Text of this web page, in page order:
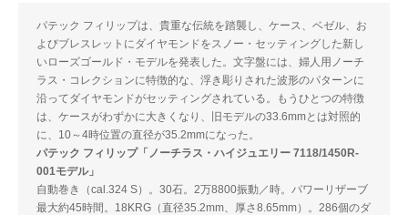
パテック フィリップは、貴重な伝統を踏襲し、ケース、ベゼル、お
よびブレスレットにダイヤモンドをスノー・セッティングした新し
いローズゴールド・モデルを発表した。文字盤には、婦人用ノーチ
ラス・コレクションに特徴的な、浮き彫りされた波形のパターンに
沿ってダイヤモンドがセッティングされている。もうひとつの特徴
は、ケースがわずかに大きくなり、旧モデルの33.6mmとは対照的
に、10～4時位置の直径が35.2mmになった。
パテック フィリップ「ノーチラス・ハイジュエリー 7118/1450R-
001モデル」
自動巻き（cal.324 S）。30石。2万8800振動／時。パワーリザーブ
最大約45時間。18KRG（直径35.2mm、厚さ8.65mm）。286個のダ